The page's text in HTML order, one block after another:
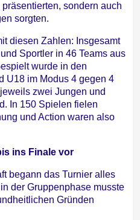
sondern auch
sorgten.
diesen Zahlen: Insgesamt
Sportler in 46 Teams aus
wurde in den
U18 im Modus 4 gegen 4
zwei Jungen und
In 150 Spielen fielen
und Action waren also
ins Finale vor
begann das Turnier alles
der Gruppenphase musste
Gründen